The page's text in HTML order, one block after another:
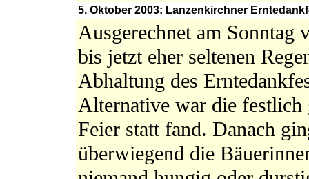
5. Oktober 2003: Lanzenkirchner
Ausgerechnet am Sonntag
bis jetzt eher seltenen
Abhaltung des
Alternative war die festlich
Feier statt fand. Danach
überwiegend die